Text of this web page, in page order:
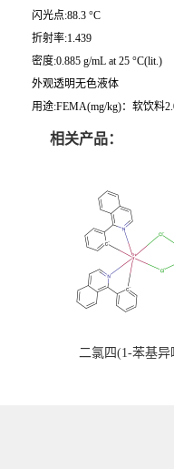
闪光点:88.3 °C
折射率:1.439
密度:0.885 g/mL at 25 °C(lit.)
外观透明无色液体
用途:FEMA(mg/kg)：软饮料
相关产品：
二氯四(1-苯基